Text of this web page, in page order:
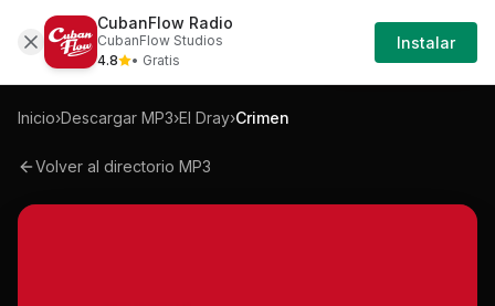
Mp3 El-dray-crimen-mp3
Iniciar
Sesión
Inicio›Descargar MP3›El Dray›Crimen
Volver al directorio MP3
CubanFlow Radio
CubanFlow Studios
4.8
• Gratis
Instalar